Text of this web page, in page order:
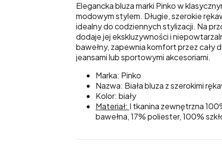
Elegancka bluza marki Pinko w
modowym stylem. Długie, szerokie
idealny do codziennych stylizacji. Na
dodaje jej ekskluzywności i
bawełny, zapewnia komfort przez cały
jeansami lub sportowymi akcesoriami.
Marka: Pinko
Nazwa: Biała bluza z szerokimi
Kolor: biały
Materiał: I tkanina zewnętrzna
bawełna, 17% poliester, 100%